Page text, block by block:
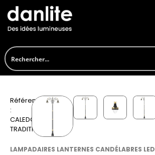
Référence
:
CALEDONIA
TRADITIONAL
LAMPADAIRES LANTERNES CANDÉLABRES LED